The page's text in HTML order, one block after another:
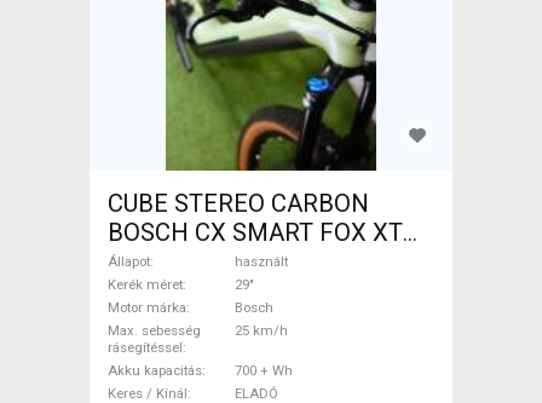
CUBE STEREO CARBON
BOSCH CX SMART FOX XT
Elektromos Mountain Bike
29" össztelós / fully Bosch
használt ELADÓ
Állapot
használt
Kerék méret
29"
Motor márka
Bosch
Max. sebesség
rásegítéssel
25 km/h
Akku kapacitás
700 + Wh
Keres / Kínál
ELADÓ